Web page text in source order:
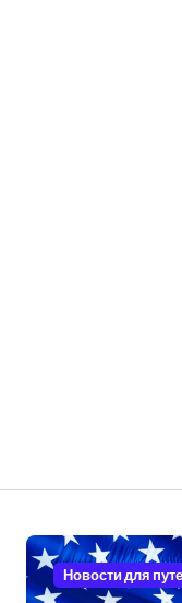
Новости для